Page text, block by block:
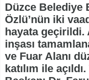
Düzce Belediye
Özlü’nün iki
hayata geçirildi.
inşası
ve Fuar Alanı
katılım ile